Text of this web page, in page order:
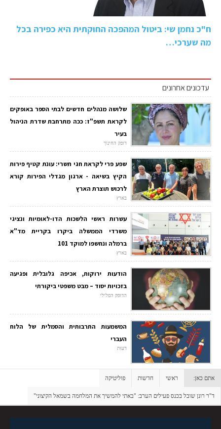
ח"כ נחמן שי: ביטול המהפכה החוקתית היא כפירה בכל
מה שערכי…
עדכונים אחרונים
שלושה מנהלים חדשים לבתי הספר באופקים
לקראת תשפ"ז: ככה מתרחבת שדרת הניהול
בעיר
דופק החינוך
שפע פרי לקראת חגי תשרי: עונת קטיף פירות
הקיץ בשיאה - ארגון מגדלי הפירות קורא
לרכוש תוצרת הארץ
בארץ
עשרות ראשי הלשכות הדו-לאומיות ונציגי
משרדי הממשלה ביקרו בקריית מד"א
ברמלה ונחשפו למוקד 101
בארץ
הודעות ירוקות, אכיפה גלובלית ופגיעה
בזכויות יסוד – מבט משפטי ביקורתי
הדופק הפלילי
המשמעות התרבותית והסמלית של הלוח
העברי
דעות
אתם כאן: ראשי חדשות פוליטיקה
ד"ר רונן שובל בכנס פעילים הערב: "באתי להמשיך את המלחמה בשמאל הקיצוני"